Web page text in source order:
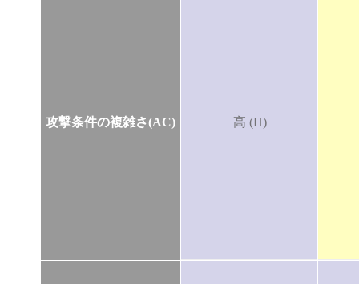
攻撃条件の複雑さ(AC) 高 (H)